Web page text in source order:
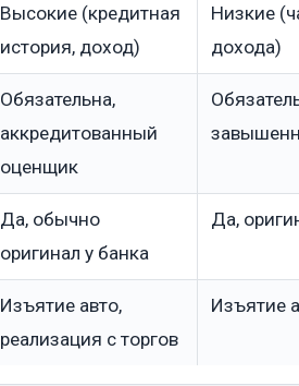
Высокие (кредитная
история, доход)
Низкие
дохода)
Обязательна,
аккредитованный
оценщик
Да, обычно
оригинал у банка
Да,
Изъятие авто,
реализация с торгов
Изъятие